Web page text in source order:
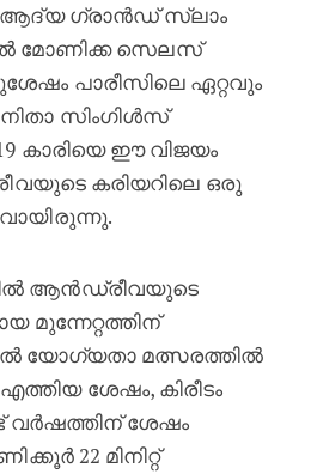
ഗ്രാൻഡ് സ്ലാം
ൽ മോണിക്ക സെലസ്
പാരീസിലെ ഏറ്റവും
സിംഗിൾസ്
കാരിയെ ഈ വിജയം
കരിയറിലെ ഒരു
ആൻഡ്രീവയുടെ
മുന്നേറ്റത്തിന്
ൽ യോഗ്യതാ മത്സരത്തിൽ
ശേഷം, കിരീടം
വർഷത്തിന് ശേഷം
22 മിനിറ്റ്